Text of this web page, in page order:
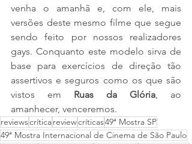
venha o amanhã e, com ele, mais
versões deste mesmo filme que segue
sendo feito por nossos realizadores
gays. Conquanto este modelo sirva de
base para exercícios de direção tão
assertivos e seguros como os que são
vistos em Ruas da Glória , ao
amanhecer, venceremos.
reviewscríticareviewcríticas49ª Mostra SP
49ª Mostra Internacional de Cinema de São Paulo